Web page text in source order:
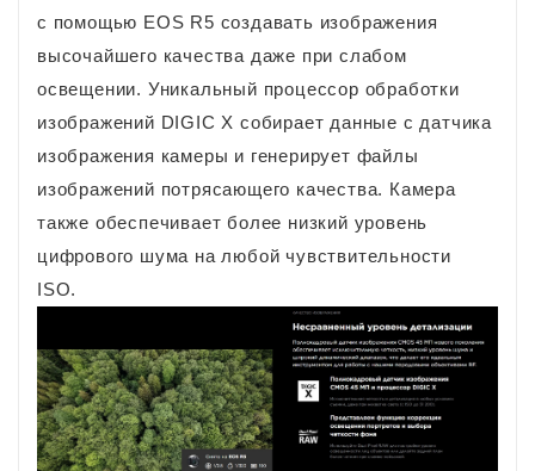
с помощью EOS R5 создавать изображения
высочайшего качества даже при слабом
освещении. Уникальный процессор обработки
изображений DIGIC X собирает данные с датчика
изображения камеры и генерирует файлы
изображений потрясающего качества. Камера
также обеспечивает более низкий уровень
цифрового шума на любой чувствительности
ISO.